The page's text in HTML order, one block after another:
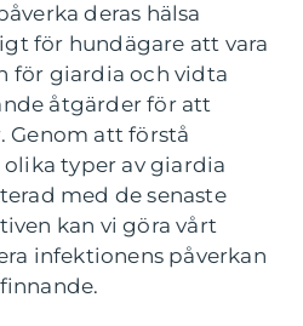
deras hälsa
för hundägare att vara
för giardia och vidta
åtgärder för att
Genom att förstå
typer av giardia
med de senaste
kan vi göra vårt
infektionens påverkan